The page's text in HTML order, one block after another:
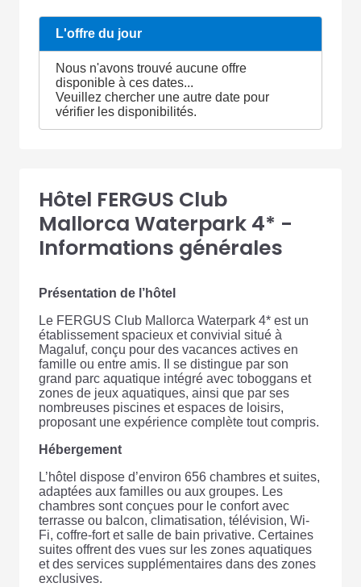
L'offre du jour
Nous n'avons trouvé aucune offre
disponible à ces dates...
Veuillez chercher une autre date pour
vérifier les disponibilités.
Hôtel FERGUS Club
Mallorca Waterpark 4* -
Informations générales
Présentation de l’hôtel
Le FERGUS Club Mallorca Waterpark 4* est un
établissement spacieux et convivial situé à
Magaluf, conçu pour des vacances actives en
famille ou entre amis. Il se distingue par son
grand parc aquatique intégré avec toboggans et
zones de jeux aquatiques, ainsi que par ses
nombreuses piscines et espaces de loisirs,
proposant une expérience complète tout compris.
Hébergement
L’hôtel dispose d’environ 656 chambres et suites,
adaptées aux familles ou aux groupes. Les
chambres sont conçues pour le confort avec
terrasse ou balcon, climatisation, télévision, Wi-
Fi, coffre-fort et salle de bain privative. Certaines
suites offrent des vues sur les zones aquatiques
et des services supplémentaires dans des zones
exclusives.